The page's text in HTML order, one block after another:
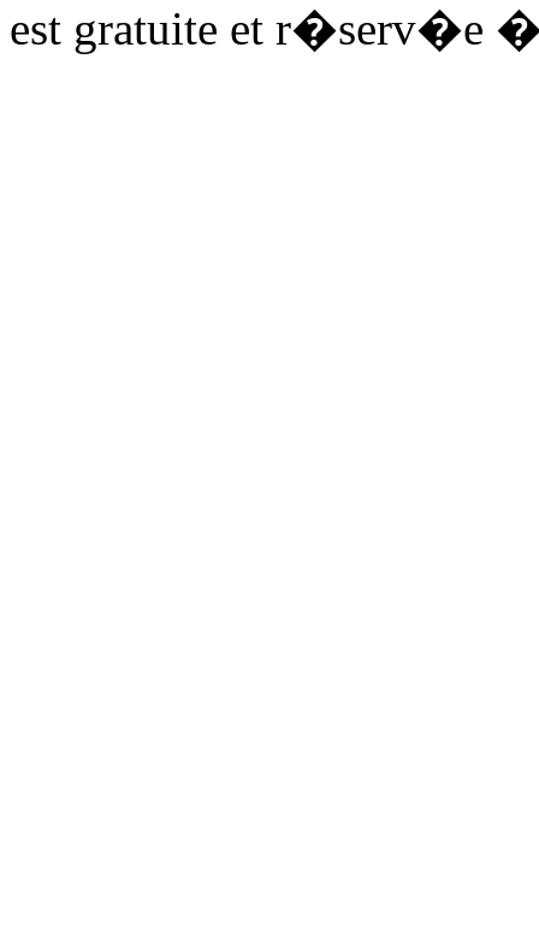
est gratuite et r�serv�e �